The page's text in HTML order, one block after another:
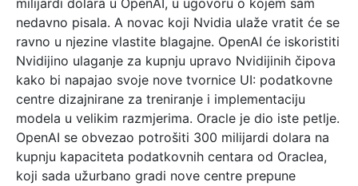
milijardi dolara u OpenAI, u ugovoru o kojem sam
nedavno pisala. A novac koji Nvidia ulaže vratit će se
ravno u njezine vlastite blagajne. OpenAI će iskoristiti
Nvidijino ulaganje za kupnju upravo Nvidijinih čipova
kako bi napajao svoje nove tvornice UI: podatkovne
centre dizajnirane za treniranje i implementaciju
modela u velikim razmjerima. Oracle je dio iste petlje.
OpenAI se obvezao potrošiti 300 milijardi dolara na
kupnju kapaciteta podatkovnih centara od Oraclea,
koji sada užurbano gradi nove centre prepune